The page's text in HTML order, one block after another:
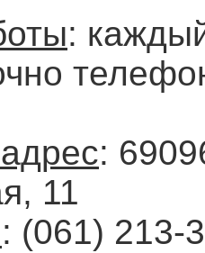
:
:
11
: (061) 213-